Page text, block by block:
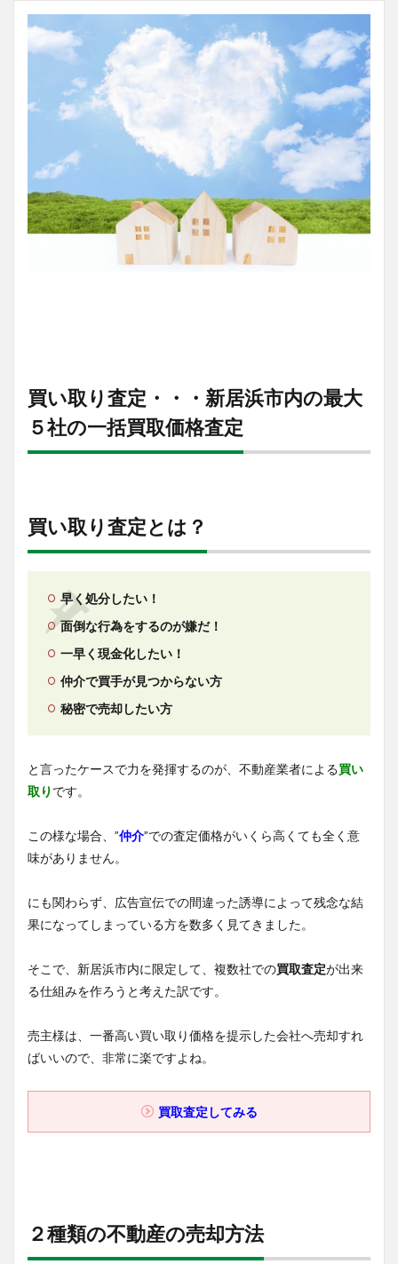
買い取り査定・・・新居浜市内の最大
５社の一括買取価格査定
買い取り査定とは？
早く処分したい！
面倒な行為をするのが嫌だ！
一早く現金化したい！
仲介で買手が見つからない方
秘密で売却したい方
と言ったケースで力を発揮するのが、不動産業者による買い
取り です。
この様な場合、”仲介”での査定価格がいくら高くても全く意
味がありません。
にも関わらず、広告宣伝での間違った誘導によって残念な結
果になってしまっている方を数多く見てきました。
そこで、新居浜市内に限定して、複数社での買取査定が出来
る仕組みを作ろうと考えた訳です。
売主様は、一番高い買い取り価格を提示した会社へ売却すれ
ばいいので、非常に楽ですよね。
買取査定してみる
２種類の不動産の売却方法